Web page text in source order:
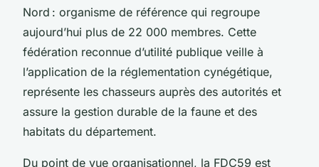
Nord : organisme de référence qui regroupe
aujourd’hui plus de 22 000 membres. Cette
fédération reconnue d’utilité publique veille à
l’application de la réglementation cynégétique,
représente les chasseurs auprès des autorités et
assure la gestion durable de la faune et des
habitats du département.
Du point de vue organisationnel, la FDC59 est